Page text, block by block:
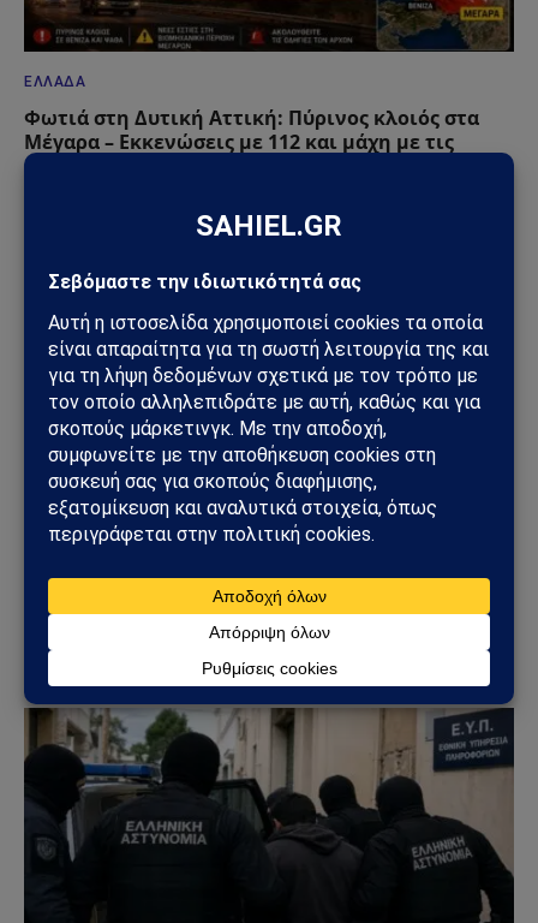
ΕΛΛΆΔΑ
Φωτιά στη Δυτική Αττική: Πύρινος κλοιός στα
Μέγαρα – Εκκενώσεις με 112 και μάχη με τις
φλόγες
ΕΛΛΆΔΑ
Μέγαρα: Γυναίκα παρασύρθηκε από συρμό του
Προαστιακού – Ανασύρθηκε χωρίς τις αισθήσεις